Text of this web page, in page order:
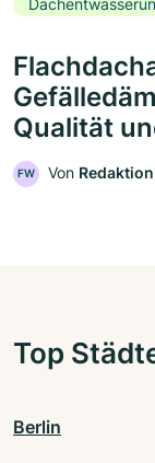
Qualität
FW Von
Top
Berlin